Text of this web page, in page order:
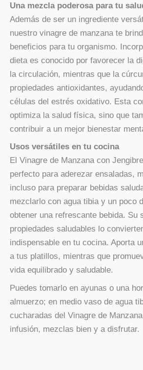
Una mezcla poderosa para tu
Además de ser un ingrediente
nuestro vinagre de manzana te
beneficios para tu organismo.
dieta es conocido por favorecer la
la circulación, mientras que la
propiedades antioxidantes,
células del estrés oxidativo. Esta
optimiza la salud física, sino que
contribuir a un mejor bienestar
Usos versátiles en tu cocina
El Vinagre de Manzana con
perfecto para aderezar ensaladas,
incluso para preparar bebidas
mezclarlo con agua tibia y un poco
obtener una refrescante bebida. Su
propiedades saludables lo
indispensable en tu cocina. Aporta
a tus platillos, mientras que
vida equilibrado y saludable.
Puedes tomarlo en ayunas o una
almuerzo; en medio vaso de agua
cucharadas del Vinagre de
infusión, mezclas bien y a disfrutar.